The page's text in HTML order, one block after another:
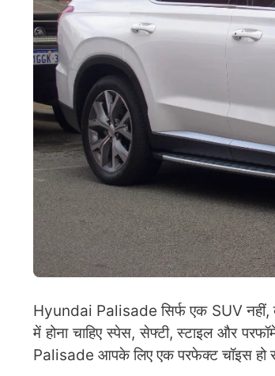
Hyundai Palisade सिर्फ एक SUV नहीं,
में होना चाहिए स्पेस, सेफ्टी, स्टाइल और
Palisade आपके लिए एक परफेक्ट चॉइस हो